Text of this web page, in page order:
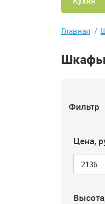
Главная
Шкафы
Фильтр
Цена,